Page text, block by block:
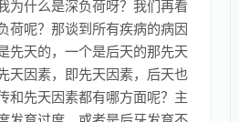
为什么是深负荷呀？我们再看
荷呢？那谈到所有疾病的病因
先天的，一个是后天的那先天
天因素，即先天因素，后天也
和先天因素都有哪方面呢？主